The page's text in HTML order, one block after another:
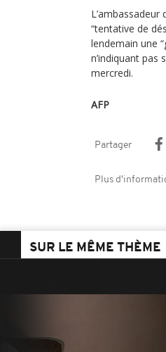
“tentative de
lendemain une
n’indiquant pas
mercredi.
AFP
Partager
Plus
SUR LE MÊME THÈME